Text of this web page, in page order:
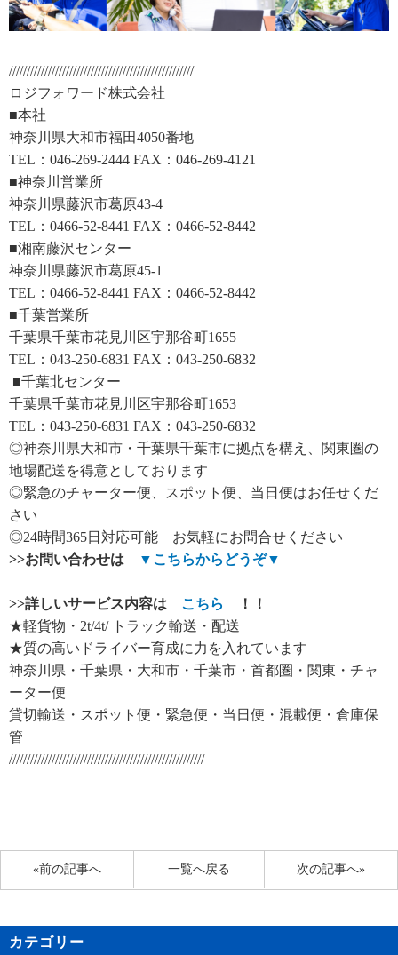
////////////////////////////////////////////////////
ロジフォワード株式会社
■本社
神奈川県大和市福田4050番地
TEL：046-269-2444 FAX：046-269-4121
■神奈川営業所
神奈川県藤沢市葛原43-4
TEL：0466-52-8441 FAX：0466-52-8442
■湘南藤沢センター
神奈川県藤沢市葛原45-1
TEL：0466-52-8441 FAX：0466-52-8442
■千葉営業所
千葉県千葉市花見川区宇那谷町1655
TEL：043-250-6831 FAX：043-250-6832
■千葉北センター
千葉県千葉市花見川区宇那谷町1653
TEL：043-250-6831 FAX：043-250-6832
◎神奈川県大和市・千葉県千葉市に拠点を構え、関東圏の
地場配送を得意としております
◎緊急のチャーター便、スポット便、当日便はお任せくだ
さい
◎24時間365日対応可能 お気軽にお問合せください
>>お問い合わせは ▼ こちらからどうぞ▼
>>詳しいサービス内容は こちら
！！
★軽貨物・2t/4t/ トラック輸送・配送
★質の高いドライバー育成に力を入れています
神奈川県・千葉県・大和市・千葉市・首都圏・関東・チャ
ーター便
貸切輸送・スポット便・緊急便・当日便・混載便・倉庫保
管
///////////////////////////////////////////////////////
«前の記事へ 次の記事へ»
一覧へ戻る
カテゴリー